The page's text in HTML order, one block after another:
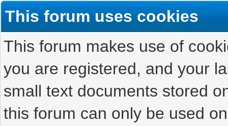
This forum uses cookies
This forum makes use of
you are registered, and your
small text documents stored
this forum can only be used